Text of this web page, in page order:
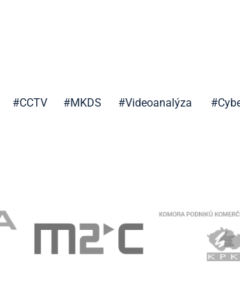
#CCTV #MKDS #Videoanalýza #